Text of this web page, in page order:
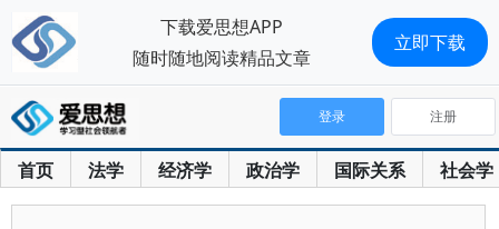
首页 法学 经济学 政治学 国际关系 社会学
登录 注册
下载爱思想APP
随时随地阅读精品文章
立即下载